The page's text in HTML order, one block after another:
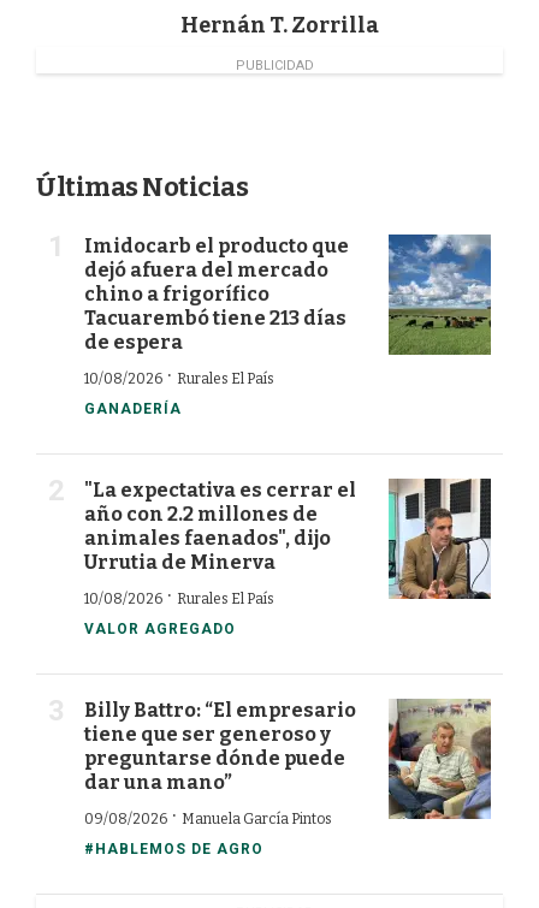
Hernán T. Zorrilla
PUBLICIDAD
Últimas Noticias
Imidocarb el producto que
dejó afuera del mercado
chino a frigorífico
Tacuarembó tiene 213 días
de espera
10/08/2026 · Rurales El País
GANADERÍA
"La expectativa es cerrar el
año con 2.2 millones de
animales faenados", dijo
Urrutia de Minerva
10/08/2026 · Rurales El País
VALOR AGREGADO
Billy Battro: “El empresario
tiene que ser generoso y
preguntarse dónde puede
dar una mano”
09/08/2026 · Manuela García Pintos
#HABLEMOS DE AGRO